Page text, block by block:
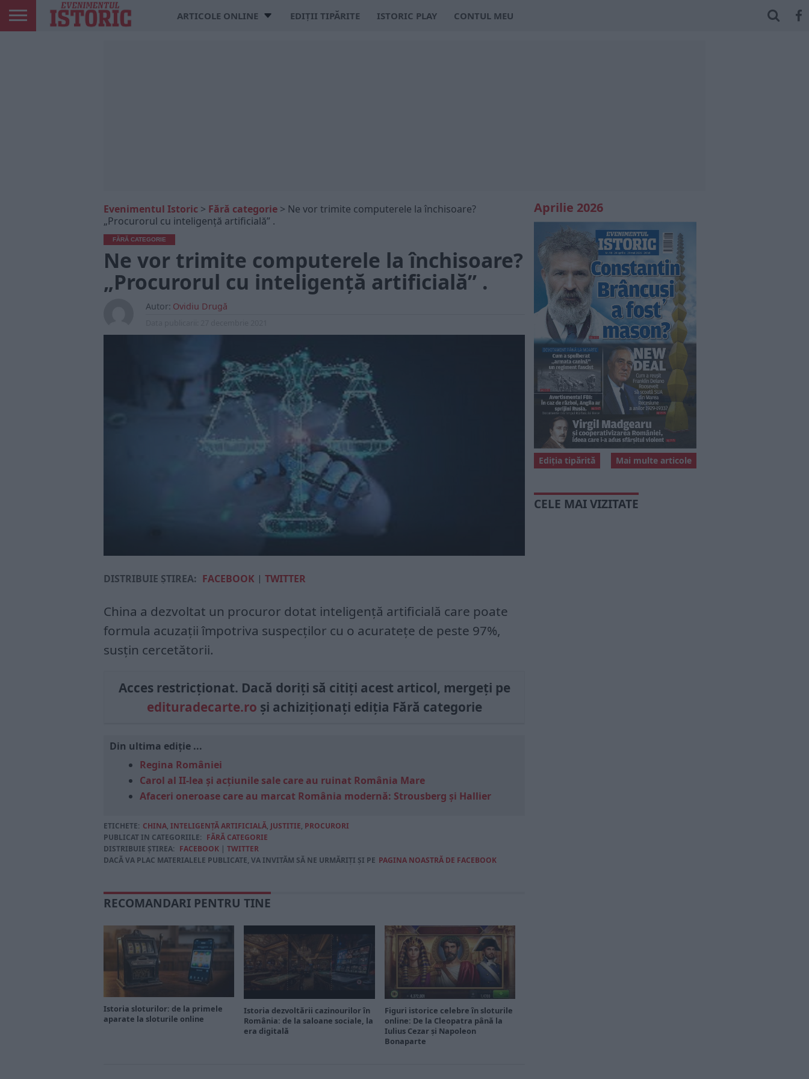
ARTICOLE ONLINE EDIȚII TIPĂRITE ISTORIC PLAY CONTUL MEU
Evenimentul Istoric > Fără categorie > Ne vor trimite computerele la închisoare?
„Procurorul cu inteligență artificială” .
FĂRĂ CATEGORIE
Ne vor trimite computerele la închisoare?
„Procurorul cu inteligență artificială” .
Autor: Ovidiu Drugă
DISTRIBUIE ȘTIREA: FACEBOOK | TWITTER
China a dezvoltat un procuror dotat inteligență artificială care poate
formula acuzații împotriva suspecților cu o acuratețe de peste 97%,
susțin cercetătorii.
Acces restricționat. Dacă doriți să citiți acest articol, mergeți pe
edituradecarte.ro și achiziționați ediția Fără categorie
Din ultima ediție ...
Regina României
Carol al II-lea și acțiunile sale care au ruinat România Mare
Afaceri oneroase care au marcat România modernă: Strousberg și Hallier
ETICHETE: CHINA, INTELIGENŢĂ ARTIFICIALĂ, JUSTITIE, PROCURORI
PUBLICAT IN CATEGORIILE: FĂRĂ CATEGORIE
DISTRIBUIE ȘTIREA: FACEBOOK | TWITTER
DACĂ VA PLAC MATERIALELE PUBLICATE, VA INVITĂM SĂ NE URMĂRIȚI ȘI PE PAGINA NOASTRĂ DE FACEBOOK
RECOMANDARI PENTRU TINE
Istoria sloturilor: de la primele
aparate la sloturile online
Istoria dezvoltării cazinourilor în
România: de la saloane sociale, la
era digitală
Figuri istorice celebre în sloturile
online: De la Cleopatra până la
Iulius Cezar și Napoleon
Bonaparte
Aprilie 2026
Mai multe articole
Ediția tipărită
CELE MAI VIZITATE